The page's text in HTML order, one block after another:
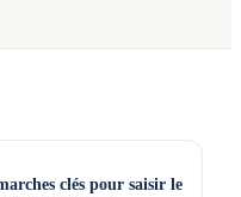
clés pour saisir le